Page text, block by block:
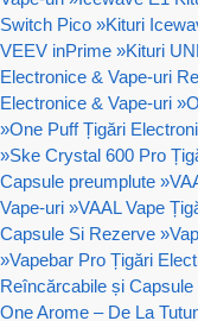
Switch Pico »Kituri
VEEV inPrime »Kituri
Electronice & Vape-uri
Electronice & Vape-uri »
»One Puff Țigări
»Ske Crystal 600 Pro
Capsule preumplute »
Vape-uri »VAAL Vape
Capsule Si Rezerve »
»Vapebar Pro Țigări
Reîncărcabile și
One Arome – De La